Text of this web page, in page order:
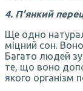
4. П’янкий
Ще одно
міцний сон.
Багато людей
те, що воно
якого організм